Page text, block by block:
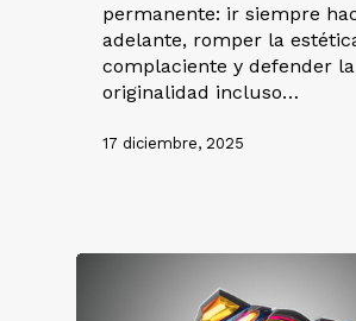
permanente: ir siempre
adelante, romper la
complaciente y defender la
originalidad incluso…
17 diciembre, 2025